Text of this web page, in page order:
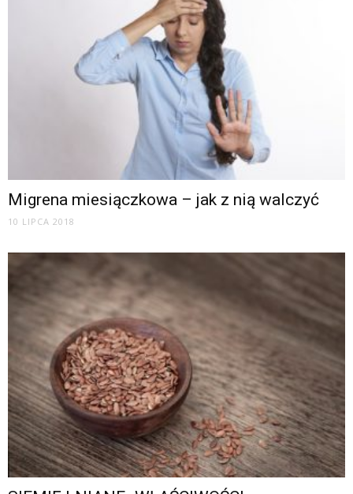
Migrena miesiączkowa – jak z nią walczyć
10 LIPCA 2018